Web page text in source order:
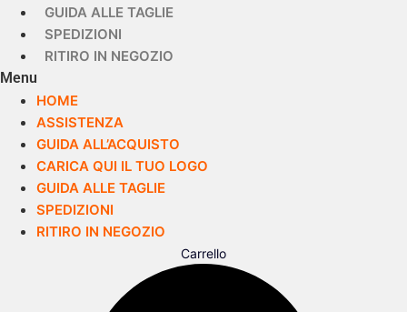
GUIDA ALLE TAGLIE
SPEDIZIONI
RITIRO IN NEGOZIO
Menu
HOME
ASSISTENZA
GUIDA ALL’ACQUISTO
CARICA QUI IL TUO LOGO
GUIDA ALLE TAGLIE
SPEDIZIONI
RITIRO IN NEGOZIO
Carrello